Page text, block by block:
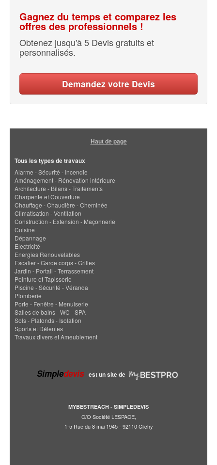
Gagnez du temps et comparez les
offres des professionnels !
Obtenez jusqu'à 5 Devis gratuits et
personnalisés.
Demandez votre Devis
Haut de page
Tous les types de travaux
Alarme - Sécurité - Incendie
Aménagement - Rénovation intérieure
Architecture - Bilans - Traitements
Charpente et Couverture
Chauffage - Chaudière - Cheminée
Climatisation - Ventilation
Construction - Extension - Maçonnerie
Cuisine
Dépannage
Electricité
Energies Renouvelables
Escalier - Garde corps - Grilles
Jardin - Portail - Terrassement
Peinture et Tapisserie
Piscine - Sécurité - Véranda
Plomberie
Porte - Fenêtre - Menuiserie
Salles de bains - WC - SPA
Sols - Plafonds - Isolation
Sports et Détentes
Travaux divers et Ameublement
Simpledevis est un site de
MYBESTREACH - SIMPLEDEVIS
C/O Société LESPACE,
1-5 Rue du 8 mai 1945 - 92110 Clichy